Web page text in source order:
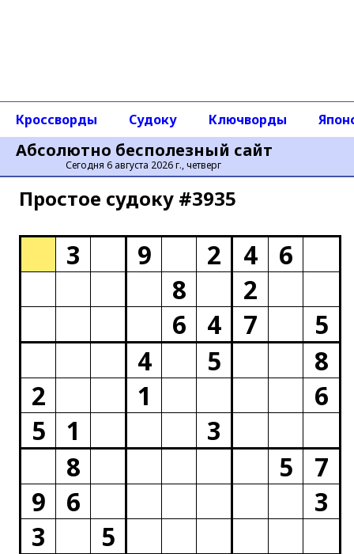
Абсолютно бесполезный сайт
Сегодня 6 августа 2026 г., четверг
Кроссворды Судоку Ключворды
Простое cудоку #3935
3 9 2 4
6
8
2
6
4 7
5
4
5
8
2
1
6
5
1
3
8
5
7
9
6
3
3
5